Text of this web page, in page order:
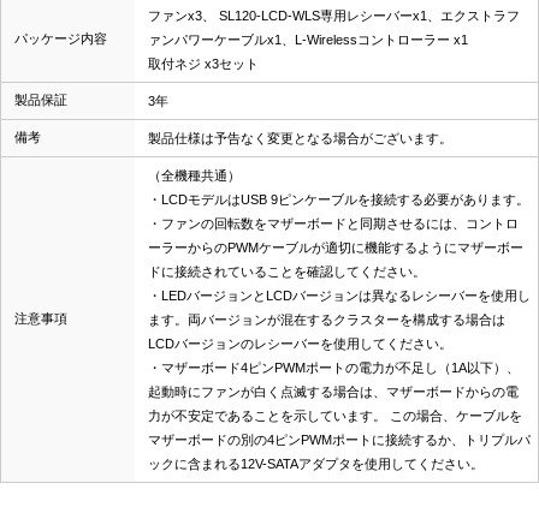
パッケージ内容
ファンx3、 SL120-LCD-WLS専用レシーバーx1、エクストラフ
ァンパワーケーブルx1、L-Wirelessコントローラー x1
取付ネジ x3セット
製品保証 3年
備考 製品仕様は予告なく変更となる場合がございます。
注意事項
（全機種共通）
・LCDモデルはUSB 9ピンケーブルを接続する必要があります。
・ファンの回転数をマザーボードと同期させるには、コントロ
ーラーからのPWMケーブルが適切に機能するようにマザーボー
ドに接続されていることを確認してください。
・LEDバージョンとLCDバージョンは異なるレシーバーを使用し
ます。両バージョンが混在するクラスターを構成する場合は
LCDバージョンのレシーバーを使用してください。
・マザーボード4ピンPWMポートの電力が不足し（1A以下）、
起動時にファンが白く点滅する場合は、マザーボードからの電
力が不安定であることを示しています。 この場合、ケーブルを
マザーボードの別の4ピンPWMポートに接続するか、トリプルパ
ックに含まれる12V-SATAアダプタを使用してください。